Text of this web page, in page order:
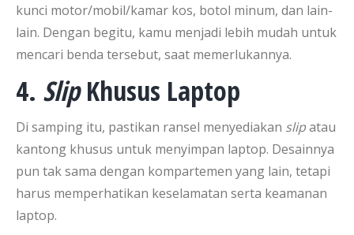
kunci motor/mobil/kamar kos, botol minum, dan lain-
lain. Dengan begitu, kamu menjadi lebih mudah untuk
mencari benda tersebut, saat memerlukannya.
4. SlipKhusus Laptop
Di samping itu, pastikan ransel menyediakan slipatau
kantong khusus untuk menyimpan laptop. Desainnya
pun tak sama dengan kompartemen yang lain, tetapi
harus memperhatikan keselamatan serta keamanan
laptop.